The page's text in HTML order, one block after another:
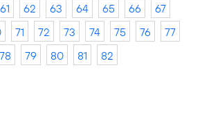
61 62 63 64 65 66
67
71 72 73 74 75 76
77
78
79 80 81 82